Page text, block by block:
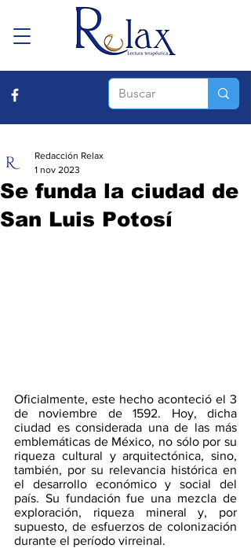
Se funda la ciudad de
San Luis Potosí
Redacción Relax
1 nov 2023
Oficialmente, este hecho aconteció el 3
de noviembre de 1592. Hoy, dicha
ciudad es considerada una de las más
emblemáticas de México, no sólo por su
riqueza cultural y arquitectónica, sino,
también, por su relevancia histórica en
el desarrollo económico y social del
país. Su fundación fue una mezcla de
exploración, riqueza mineral y, por
supuesto, de esfuerzos de colonización
durante el período virreinal.